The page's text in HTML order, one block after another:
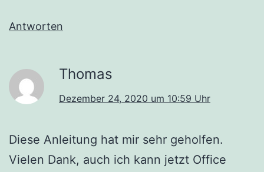
Antworten
Thomas
Dezember 24, 2020 um 10:59 Uhr
Diese Anleitung hat mir sehr geholfen.
Vielen Dank, auch ich kann jetzt Office